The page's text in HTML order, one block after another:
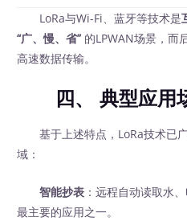
LoRa与Wi-Fi、蓝牙等技术是
‍“广、慢、省” 的LPWAN场景，而
高速数据传输。
四、 典型应用
基于上述特点，LoRa技术已
域：
智能抄表 ：远程自动读取水
最主要的应用之一。